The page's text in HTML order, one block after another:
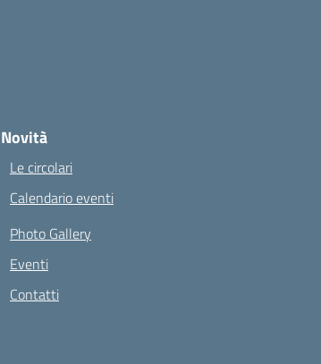
Novità
Le circolari
Calendario eventi
Photo Gallery
Eventi
Contatti